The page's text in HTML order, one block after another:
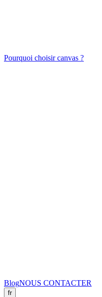
Pourquoi choisir canvas ?
BlogNOUS CONTACTER
fr